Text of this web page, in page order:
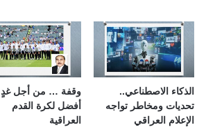
الذكاء الاصطناعي..
تحديات ومخاطر تواجه
الإعلام العراقي
وقفة … من أجل غدٍ
أفضل لكرة القدم
العراقية